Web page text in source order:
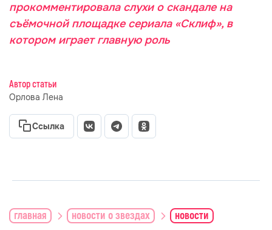
прокомментировала слухи о скандале на
съёмочной площадке сериала «Склиф», в
котором играет главную роль
Автор статьи
Орлова Лена
Ссылка
главная новости о звездах новости